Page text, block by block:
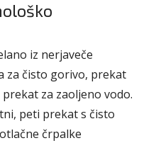
iz nerjaveče
za čisto gorivo, prekat
za zaoljeno vodo.
peti prekat s čisto
črpalke